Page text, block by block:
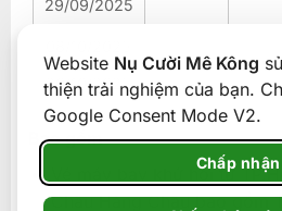
Website Nụ Cười Mê Kông
thiện trải nghiệm của bạn.
Google Consent Mode V2.
Chấp nhận
29/09/2025
15/10/2025
20/10/2025
Bao gồm
Vé máy bay khứ hồi từ
Châu Hàng Châu bao gồm